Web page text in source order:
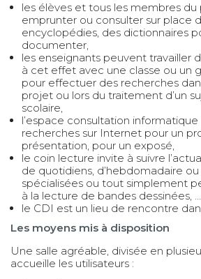
les élèves et tous les membres
emprunter ou consulter sur place
encyclopédies, des dictionnaires
documenter,
les enseignants peuvent travailler
à cet effet avec une classe ou un
pour effectuer des recherches
projet ou lors du traitement d’un
scolaire,
l’espace consultation
recherches sur Internet pour un
présentation, pour un exposé,
le coin lecture invite à suivre
de quotidiens, d’hebdomadaire
spécialisées ou tout simplement
à la lecture de bandes dessinées, …
le CDI est un lieu de rencontre
Les moyens mis à disposition
Une salle agréable, divisée en
accueille les utilisateurs :